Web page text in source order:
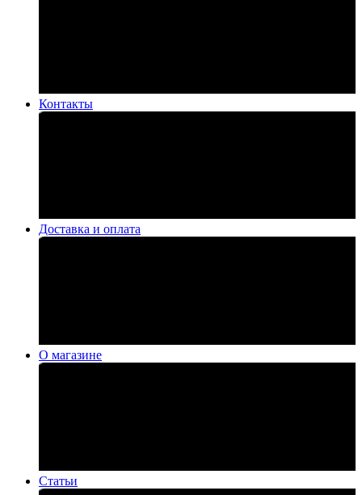
Контакты
Доставка и оплата
О магазине
Статьи